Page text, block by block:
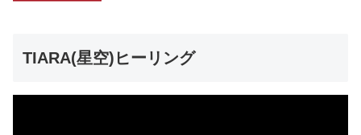
TIARA(星空)ヒーリング